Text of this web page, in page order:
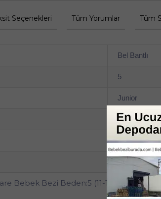
Seçenekleri Tüm Yorumlar Tüm
Bel Bantlı
5
Junior
11-16
Tekli
Ekonomik
Bebek Bezi Beden:5 (11-16KG) Junior